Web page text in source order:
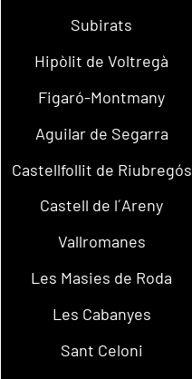
Subirats
Hipòlit de Voltregà
Figaró-Montmany
Aguilar de Segarra
Castellfollit de Riubregós
Castell de l´Areny
Vallromanes
Les Masies de Roda
Les Cabanyes
Sant Celoni